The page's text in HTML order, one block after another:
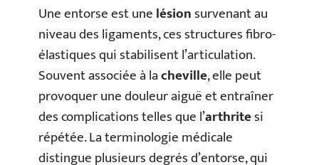
Une entorse est unelésionsurvenant au
niveau des ligaments, ces structures fibro-
élastiques qui stabilisent l’articulation.
Souvent associée à lacheville, elle peut
provoquer une douleur aiguë et entraîner
des complications telles que l’arthritesi
répétée. La terminologie médicale
distingue plusieurs degrés d’entorse, qui